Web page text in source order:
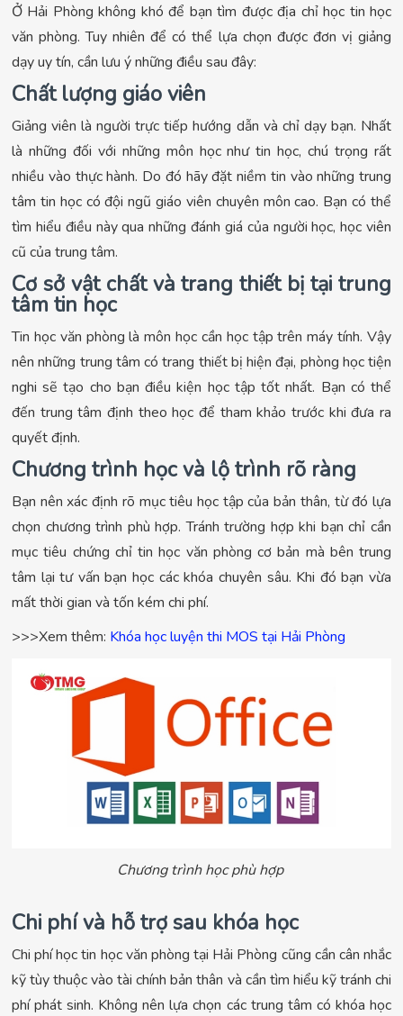
Ở Hải Phòng không khó để bạn tìm được địa chỉ học tin học
văn phòng. Tuy nhiên để có thể lựa chọn được đơn vị giảng
dạy uy tín, cần lưu ý những điều sau đây:
Chất lượng giáo viên
Giảng viên là người trực tiếp hướng dẫn và chỉ dạy bạn. Nhất
là những đối với những môn học như tin học, chú trọng rất
nhiều vào thực hành. Do đó hãy đặt niềm tin vào những trung
tâm tin học có đội ngũ giáo viên chuyên môn cao. Bạn có thể
tìm hiểu điều này qua những đánh giá của người học, học viên
cũ của trung tâm.
Cơ sở vật chất và trang thiết bị tại trung
tâm tin học
Tin học văn phòng là môn học cần học tập trên máy tính. Vậy
nên những trung tâm có trang thiết bị hiện đại, phòng học tiện
nghi sẽ tạo cho bạn điều kiện học tập tốt nhất. Bạn có thể
đến trung tâm định theo học để tham khảo trước khi đưa ra
quyết định.
Chương trình học và lộ trình rõ ràng
Bạn nên xác định rõ mục tiêu học tập của bản thân, từ đó lựa
chọn chương trình phù hợp. Tránh trường hợp khi bạn chỉ cần
mục tiêu chứng chỉ tin học văn phòng cơ bản mà bên trung
tâm lại tư vấn bạn học các khóa chuyên sâu. Khi đó bạn vừa
mất thời gian và tốn kém chi phí.
>>>Xem thêm: Khóa học luyện thi MOS tại Hải Phòng
Chương trình học phù hợp
Chi phí và hỗ trợ sau khóa học
Chi phí học tin học văn phòng tại Hải Phòng cũng cần cân nhắc
kỹ tùy thuộc vào tài chính bản thân và cần tìm hiểu kỹ tránh chi
phí phát sinh. Không nên lựa chọn các trung tâm có khóa học